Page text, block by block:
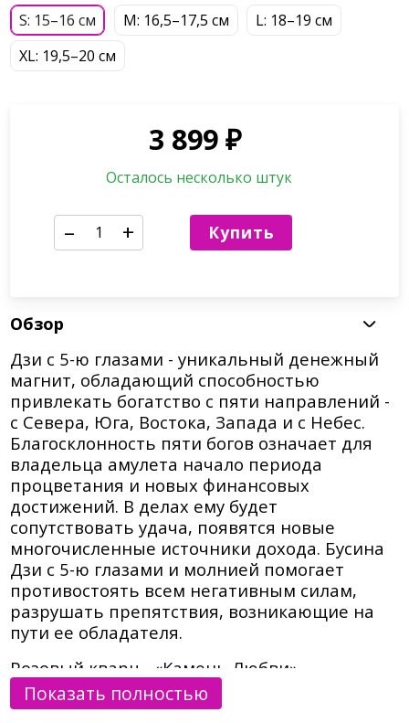
S: 15–16 см
М: 16,5–17,5 см
L: 18–19 см
XL: 19,5–20 см
3 899₽
Осталось несколько штук
– + Купить
Обзор
Дзи с 5-ю глазами - уникальный денежный
магнит, обладающий способностью
привлекать богатство с пяти направлений -
с Севера, Юга, Востока, Запада и с Небес.
Благосклонность пяти богов означает для
владельца амулета начало периода
процветания и новых финансовых
достижений. В делах ему будет
сопутствовать удача, появятся новые
многочисленные источники дохода. Бусина
Дзи с 5-ю глазами и молнией помогает
противостоять всем негативным силам,
разрушать препятствия, возникающие на
пути ее обладателя.
Розовый кварц - «Камень Любви»,
ассоциируется с любовью и романтикой.
Помогает найти истинную любовь,
Показать полностью